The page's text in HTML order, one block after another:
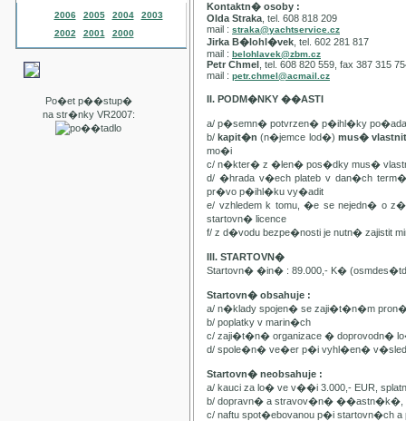
2006 2005 2004
2003
2002
2001 2000
Po�et p��stup�
na str�nky VR2007:
Kontaktn� osoby :
Olda Straka , tel. 608 818 209
mail : straka@yachtservice.cz
Jirka B�lohl�vek , tel. 602 281 817
mail : belohlavek@zbm.cz
Petr Chmel , tel. 608 820 559, fax 387 315
mail : petr.chmel@acmail.cz
II. PODM�NKY ��ASTI
a/ p�semn� potvrzen� p�ihl�ky
b/kapit�n(n�jemce lod�) mus�
mo�i
c/ n�kter� z �len� pos�dky mus�
d/ �hrada v�ech plateb v dan�ch
pr�vo p�ihl�ku vy�adit
e/ vzhledem k tomu, �e se nejedn� o
startovn� licence
f/ z d�vodu bezpe�nosti je nutn� zajistit
III. STARTOVN�
Startovn� �in� : 89.000,- K�
Startovn� obsahuje :
a/ n�klady spojen� se zaji�t�n�m
b/ poplatky v marin�ch
c/ zaji�t�n� organizace � doprovodn�
d/ spole�n� ve�er p�i vyhl�en�
Startovn� neobsahuje :
a/ kauci za lo� ve v��i 3.000,- EUR,
b/ dopravn� a stravov�n� ��astn�k�,
c/ naftu spot�ebovanou p�i startovn�ch